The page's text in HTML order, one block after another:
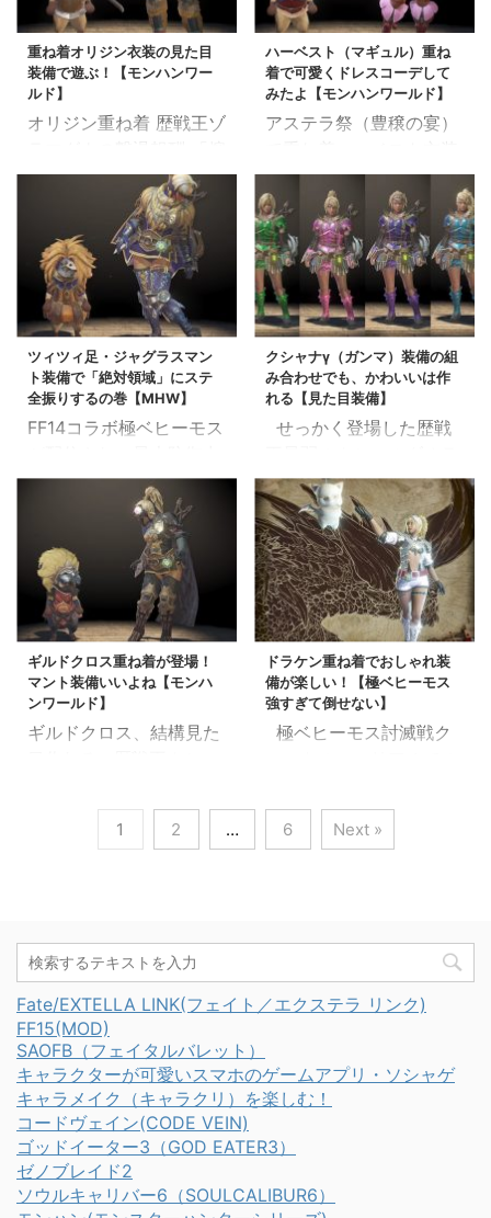
頑張って7回倒して作成
してみたよ！ ...
衣装、かなりオサレなの
でさっそく作成してみ ...
これ考えたデザイナー天
才だろって(*'ω'*) なの
で色々コーディネイトし
てみようとおもいますん
('◇')ゞ 追記 たくさん
やしました スポンサ
ーリンク 重ね着オリオン
衣装の作り方と必要素材
アステラ祭「煌めきの
宴」の開催中に手 ...
早速作成して組み合わせ
てみたよ！ スポンサー
リンク 重ね着シーカー衣
装の入手方法 歴戦王ゼ
ノ・ジーヴァのクエスト
ん」のクリア報酬で得ら
れる「冥灯龍チケット」
と交換で入手できます ク
エストクリア後、工房の
おっちゃんに話しかける
と、納品依頼がでます 必
要素材 調査ポイント
5000pts 冥灯龍チ ...
重ね着オリジン衣装の見た目
装備で遊ぶ！【モンハンワー
ルド】
オリジン重ね着 歴戦王ゾ
山龍チケット」 これと
引き換えに重ね着オリジ
ン衣装を入手できるよう
になりました。 そうい
えば、購入特典でオリジ
ン装備ってついてたけ
ど、 キャラクリで「装備
しない」を選択してそこ
から存在を忘れてたよ
ね・・・ しかしそんな
オリジンもハーフアーマ
優秀さんです 追記 蒼星
ノ将との組み合わせも追
加したよ！ スポンサ
ーリンク オリジン重ね着
装備の入手方法 必要素材
は ...
ハーベスト（マギュル）重ね
着で可愛くドレスコーデして
みたよ【モンハンワールド】
アステラ祭（豊穣の宴）
が配信されました 正
直、 「マギュル装備か
ぁ・・いっつも使っても
う飽きた」 なんて思って
たのですが、コーディネ
イトしてみると色々イメ
ージ作れて楽しい模様！
すべて重ね着での組み
合わせなので、下地に火
力スキルモリモリ装備着
れるのもうれしい ハーベ
スポンサーリンク 重ね
着ハーベスト衣装の入手
方法 ハベースト重ね着の
必要素材は 調査ポイン
ト 5000pts 豊穣チケッ
ト 5枚 アステラ祭中の
ログ ...
ツィツィ足・ジャグラスマン
ト装備で「絶対領域」にステ
全振りするの巻【MHW】
FF14コラボ極ベヒーモス
の装備でもヒィヒィ言っ
てるような時期に ジャ
グラス装備を使うハンタ
ー（ヘンター）さんなん
て セカンドキャラ（サ
ードキャラ）かどこかの
装備好き、もしくは管理
人くらいのものでしょう
か… 今回は貴重なマン
ト装備枠ジャグラス胴と
ツィツィ足を使ってふと
ントもいいですが、 この
ジャグラスハーフマント
...
クシャナγ（ガンマ）装備の組
み合わせでも、かわいいは作
れる【見た目装備】
せっかく登場した歴戦
のクシャナγ装備を使っ
てやるんです。 コンセ
プトは、全く１mmもか
わいい要素のないクシャ
ナγシリーズをどこか1部
位使って、可愛いっぽい
装備を作ってやろうって
とこです そして出来上
がったのが・・ こい
つらだぁ！（複数系）
ダマスク戦隊 派手ぇぇ
えた・・よね？ そ、そこ
そこ実用性もあるんだぜ
ギルドクロス重ね着が登場！
マント装備いいよね【モンハ
ンワールド】
ギルドクロス、結構見た
で得られる鋼龍チケット
で、 重ね着ギルドクロス
合わせて見た目をつくる
のにさらに便利になりま
したね 管理人はギルドク
ロス胴のマント装備がお
気に入りです。 追記 マ
ント装備コーディネート
が楽しかったので装備と
画像追加しました ス
ポンサーリンク 重ね着ギ
ルドクロス衣装の入手方
法・必要素材 ...
ドラケン重ね着でおしゃれ装
備が楽しい！【極ベヒーモス
強すぎて倒せない】
極ベヒーモス討滅戦ク
この絶望を君はもう味わ
ったか？ この恐怖体験
っとこさ重ね着「ドラケ
ン」衣装を手に入れるこ
とができました。 この記
事の最後の方で、おしゃ
した（みんなやるよね）
いや～、ほんと難しか
さか2日かかるとは
ドラケン重ね着衣装の入
1 2 … 6 Next »
Fate/EXTELLA LINK(フェイト／エクステラ リンク)
FF15(MOD)
SAOFB（フェイタルバレット）
キャラクターが可愛いスマホのゲームアプリ・ソシャゲ
キャラメイク（キャラクリ）を楽しむ！
コードヴェイン(CODE VEIN)
ゴッドイーター3（GOD EATER3）
ゼノブレイド2
ソウルキャリバー6（SOULCALIBUR6）